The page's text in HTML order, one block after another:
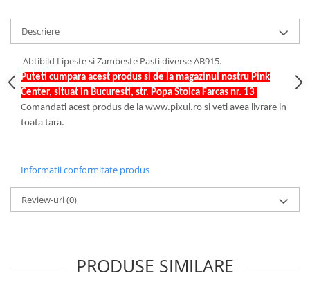
Ghiozdane
Pensule
Plastilina / Lut
Pixuri pentru copii
Pic si corectoare
Sabloane scolare
Truse Geometrie, Rigle, Echere
Carti de colorat + poveste pentru
Panza de pictura
Descriere
Abtibild Lipeste si Zambeste Pasti diverse AB915.
Puteti cumpara acest produs si de la magazinul nostru Pink
Center, situat in Bucuresti, str. Popa Stoica Farcas nr. 13
Comandati acest produs de la www.pixul.ro si veti avea livrare in
toata tara.
Informatii conformitate produs
Review-uri(0)
PRODUSE SIMILARE